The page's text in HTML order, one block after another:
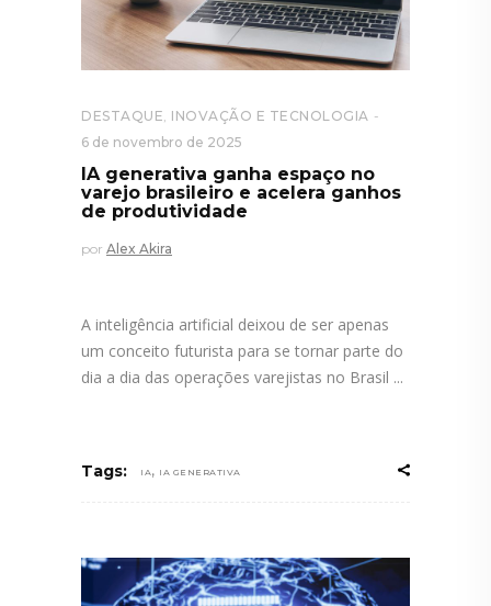
DESTAQUE INOVAÇÃO E TECNOLOGIA
6 de novembro de 2025
IA generativa ganha espaço no
varejo brasileiro e acelera ganhos
de produtividade
por Alex Akira
A inteligência artificial deixou de ser apenas
um conceito futurista para se tornar parte do
dia a dia das operações varejistas no Brasil
Tags: IA , IA GENERATIVA